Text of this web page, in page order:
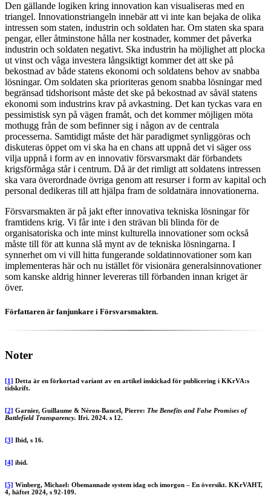
Den gällande logiken kring innovation kan visualiseras med en
triangel. Innovationstriangeln innebär att vi inte kan bejaka de olika
intressen som staten, industrin och soldaten har. Om staten ska spara
pengar, eller åtminstone hålla ner kostnader, kommer det påverka
industrin och soldaten negativt. Ska industrin ha möjlighet att plocka
ut vinst och våga investera långsiktigt kommer det att ske på
bekostnad av både statens ekonomi och soldatens behov av snabba
lösningar. Om soldaten ska prioriteras genom snabba lösningar med
begränsad tidshorisont måste det ske på bekostnad av såväl statens
ekonomi som industrins krav på avkastning. Det kan tyckas vara en
pessimistisk syn på vägen framåt, och det kommer möjligen möta
mothugg från de som befinner sig i någon av de centrala
processerna. Samtidigt måste det här paradigmet synliggöras och
diskuteras öppet om vi ska ha en chans att uppnå det vi säger oss
vilja uppnå i form av en innovativ försvarsmakt där förbandets
krigsförmåga står i centrum. Då är det rimligt att soldatens intressen
ska vara överordnade övriga genom att resurser i form av kapital och
personal dedikeras till att hjälpa fram de soldatnära innovationerna.
Försvarsmakten är på jakt efter innovativa tekniska lösningar för
framtidens krig. Vi får inte i den strävan bli blinda för de
organisatoriska och inte minst kulturella innovationer som också
måste till för att kunna slå mynt av de tekniska lösningarna. I
synnerhet om vi vill hitta fungerande soldatinnovationer som kan
implementeras här och nu istället för visionära generalsinnovationer
som kanske aldrig hinner levereras till förbanden innan kriget är
över.
Författaren är fanjunkare i Försvarsmakten.
Noter
[1] Detta är en förkortad variant av en artikel inskickad för publicering i KKrVA:s
tidskrift.
[2] Garnier, Guillaume & Néron-Bancel, Pierre: The Benefits and False Promises of
Battlefield Transparency. Ifri. 2024. s 12.
[3] Ibid, s 16.
[4] ibid.
[5] Winberg, Michael: Obemannade system idag och imorgon – En översikt. KKrVAHT,
4, häftet 2024, s 92-109.